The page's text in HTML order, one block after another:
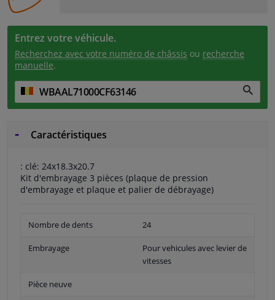
Entrez votre véhicule.
Recherchez avec votre numéro de châssis ou recherche
manuelle.
Caractéristiques
: clé: 24x18.3x20.7
Kit d'embrayage 3 pièces (plaque de pression
d'embrayage et plaque et palier de débrayage)
Nombre de dents 24
Embrayage
Pour vehicules avec levier de
vitesses
Pièce neuve